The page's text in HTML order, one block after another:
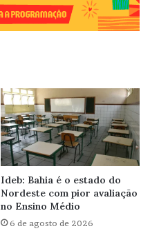
Ideb: Bahia é o estado do
Nordeste com pior avaliação
no Ensino Médio
6 de agosto de 2026